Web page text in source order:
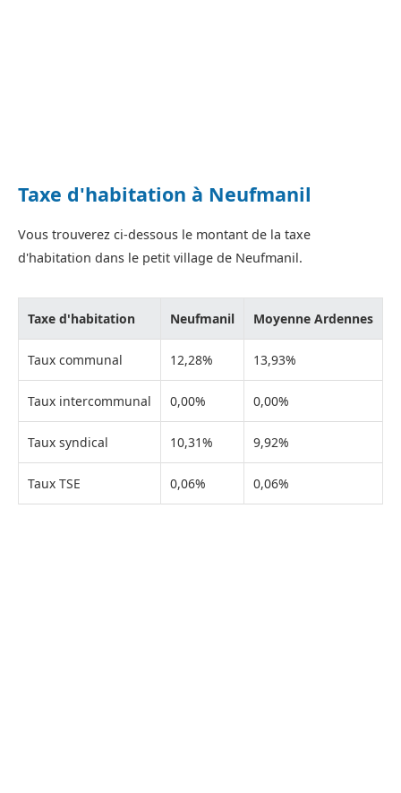
Taxe d'habitation à Neufmanil
Vous trouverez ci-dessous le montant de la taxe
d'habitation dans le petit village de Neufmanil.
Taxe d'habitation Neufmanil Moyenne Ardennes
Taux communal 12,28% 13,93%
Taux intercommunal 0,00% 0,00%
Taux syndical 10,31% 9,92%
Taux TSE 0,06% 0,06%